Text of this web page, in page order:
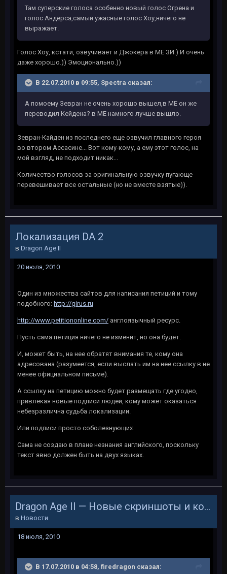
Там суперские голоса особенно новый голос Огрена и
голос Андерса,самый ужасные голос Хоу,ничего не
выражает.
Голос Хоу, кстати, озвучивает и Джокера в МЕ ЗИ.) И очень
даже хорошо.)) Эмоционально.))
В 22.07.2010 в 09:55, Spectra сказал:
А помоему Зевран не очень хорошо вышел,в МЕ он же
переводил Кейдена? в МЕ намного лучше вышло.
Зевран-Кайден из последнего еще озвучил главного героя
во втором Ассасине... Вот кому-кому, а ему этот голос, на
мой взгляд, не подходит никак...
Количество голосов за оригинальную озвучку пугающе
перевешивает все остальные (но не вместе взятые)).
Локализация DA 2
в Dragon Age II
20 июля, 2010
Один из множества сайтов для написания петиций и тому
подобного: http://girus.ru
http://www.petitiononline.com/ англоязычный ресурс.
Пусть сама петиция ничего не изменит, но она будет.
И, может быть, на нее обратят внимания те, кому она
адресована (разумеется, если выслать им на нее ссылку в не
менее официальном письме).
А ссылку на петицию можно будет размещать где угодно,
привлекая новые подписи людей, кому может оказаться
небезразлична судьба локализации.
Или подписи просто соболезнующих.
Сама не создаю в плане незнания английского, поскольку
текст явно должен быть на двух языках.
Dragon Age II — Новые скриншоты и концепт-арты
в Новости
18 июля, 2010
В 17.07.2010 в 04:58, firedragon сказал: